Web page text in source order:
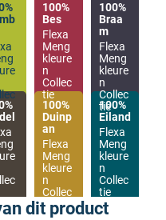
100%
Bes
Flexa
Meng
kleure
n
Collec
tie
100%
Braa
m
Flexa
Meng
kleure
n
Collec
tie
100%
Duinp
an
Flexa
Meng
kleure
n
Collec
tie
100%
Eiland
Flexa
Meng
kleure
n
Collec
tie
dit product